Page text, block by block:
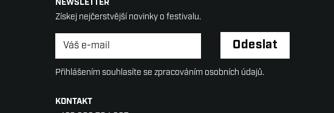
NEWSLETTER
Získej nejčerstvější novinky o festivalu.
Newsletter * Odeslat
Přihlášením souhlasíte se zpracováním osobních údajů.
KONTAKT